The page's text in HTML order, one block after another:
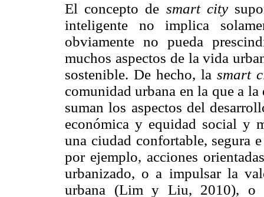
El concepto de smart city
inteligente no implica
obviamente no pueda
muchos aspectos de la vida
sostenible. De hecho, la smart
comunidad urbana en la que a
suman los aspectos del
económica y equidad social y
una ciudad confortable, segura
por ejemplo, acciones
urbanizado, o a impulsar la
urbana (Lim y Liu, 2010), o